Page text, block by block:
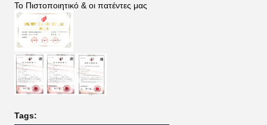
Το Πιστοποιητικό & οι πατέντες μας
Tags: